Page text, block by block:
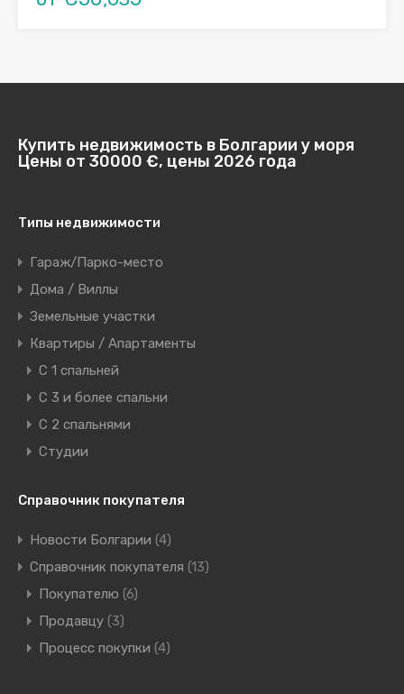
Купить недвижимость в Болгарии у моря
Цены от 30000 €, цены 2026 года
Типы недвижимости
Гараж/Парко-место
Дома / Виллы
Земельные участки
Квартиры / Апартаменты
C 1 спальней
C 3 и более спальни
С 2 спальнями
Студии
Справочник покупателя
Новости Болгарии (4)
Справочник покупателя (13)
Покупателю (6)
Продавцу (3)
Процесс покупки (4)